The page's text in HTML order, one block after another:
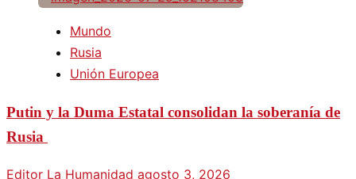
Mundo
Rusia
Unión Europea
Putin y la Duma Estatal consolidan la soberanía de
Rusia
Editor La Humanidad agosto 3, 2026